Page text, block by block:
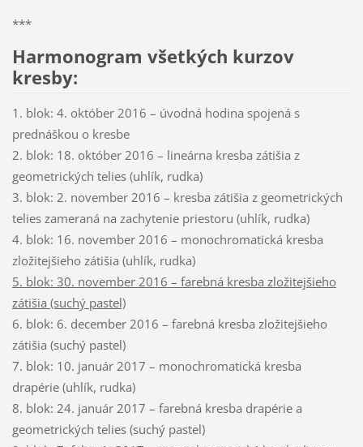
***
Harmonogram všetkých kurzov
kresby:
1. blok: 4. október 2016 – úvodná hodina spojená s
prednáškou o kresbe
2. blok: 18. október 2016 – lineárna kresba zátišia z
geometrických telies (uhlík, rudka)
3. blok: 2. november 2016 – kresba zátišia z geometrických
telies zameraná na zachytenie priestoru (uhlík, rudka)
4. blok: 16. november 2016 – monochromatická kresba
zložitejšieho zátišia (uhlík, rudka)
5. blok: 30. november 2016 – farebná kresba zložitejšieho
zátišia (suchý pastel)
6. blok: 6. december 2016 – farebná kresba zložitejšieho
zátišia (suchý pastel)
7. blok: 10. január 2017 – monochromatická kresba
drapérie (uhlík, rudka)
8. blok: 24. január 2017 – farebná kresba drapérie a
geometrických telies (suchý pastel)